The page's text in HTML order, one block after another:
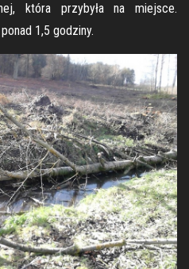
która przybyła na miejsce.
1,5 godziny.